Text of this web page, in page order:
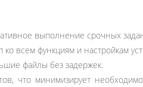
выполнение срочных
всем функциям и настройкам
файлы без задержек.
что минимизирует